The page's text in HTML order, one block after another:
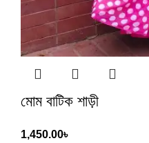
মোম বাটিক শাড়ী
1,450.00৳